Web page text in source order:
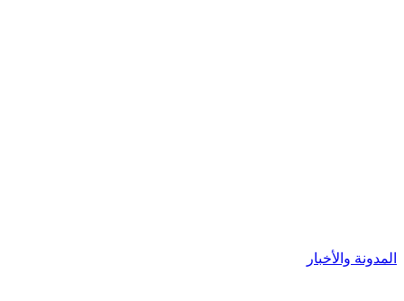
المدونة والأخبار